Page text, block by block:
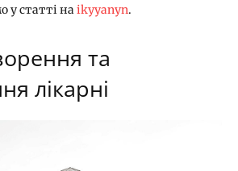
у статті наikyyanyn.
та
лікарні